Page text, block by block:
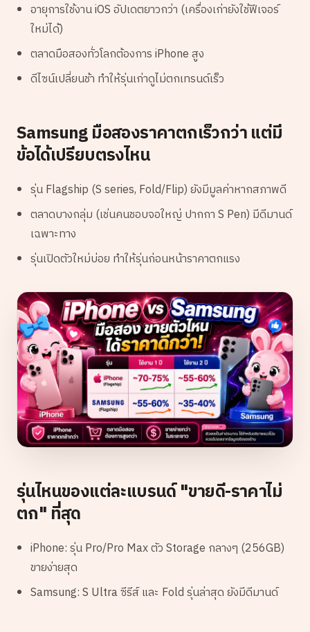
อายุการใช้งาน iOS อัปเดตยาวกว่า (เครื่องเก่ายังใช้ฟีเจอร์
ใหม่ได้)
ตลาดมือสองทั่วโลกต้องการ iPhone สูง
ดีไซน์เปลี่ยนช้า ทำให้รุ่นเก่าดูไม่ตกเทรนด์เร็ว
Samsung มือสองราคาตกเร็วกว่า แต่มี
ข้อได้เปรียบตรงไหน
รุ่น Flagship (S series, Fold/Flip) ยังมีมูลค่าหากสภาพดี
ตลาดบางกลุ่ม (เช่นคนชอบจอใหญ่ ปากกา S Pen) มีดีมานด์
เฉพาะทาง
รุ่นเปิดตัวใหม่บ่อย ทำให้รุ่นก่อนหน้าราคาตกแรง
รุ่นไหนของแต่ละแบรนด์ "ขายดี-ราคาไม่
ตก" ที่สุด
iPhone: รุ่น Pro/Pro Max ตัว Storage กลางๆ (256GB)
ขายง่ายสุด
Samsung: S Ultra ซีรีส์ และ Fold รุ่นล่าสุด ยังมีดีมานด์